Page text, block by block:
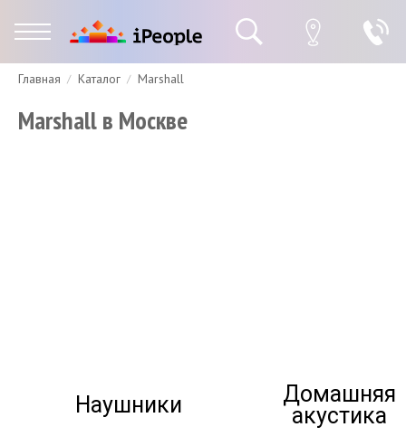
Гарантия Доставка и оплата
Главная Каталог Marshall
Marshall в Москве
Наушники
Домашняя
акустика